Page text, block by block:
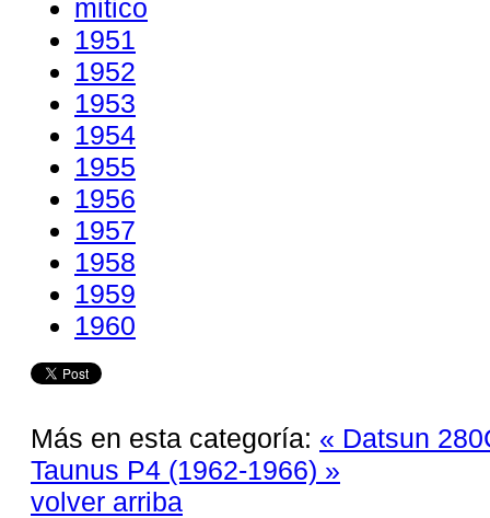
mitico
1951
1952
1953
1954
1955
1956
1957
1958
1959
1960
Más en esta categoría: « Datsun
Taunus P4 (1962-1966) »
volver arriba